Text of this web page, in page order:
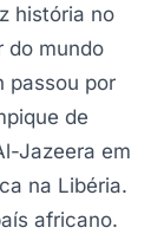
história no
do mundo
passou por
de
Jazeera em
na Libéria.
africano.